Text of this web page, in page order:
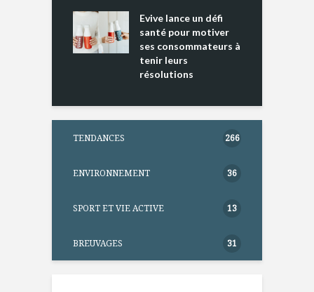
Evive lance un défi
santé pour motiver
ses consommateurs à
tenir leurs
résolutions
TENDANCES 266
ENVIRONNEMENT 36
SPORT ET VIE ACTIVE 13
BREUVAGES 31